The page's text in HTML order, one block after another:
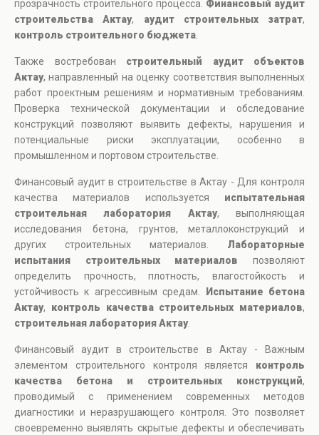
прозрачность строительного процесса. Финансовый аудит
строительства Актау, аудит строительных затрат,
контроль строительного бюджета
Также востребован строительный аудит объектов
Актау, направленный на оценку соответствия выполненных
работ проектным решениям и нормативным требованиям.
Проверка технической документации и обследование
конструкций позволяют выявить дефекты, нарушения и
потенциальные риски эксплуатации, особенно в
промышленном и портовом строительстве.
Финансовый аудит в строительстве в Актау - Для контроля
качества материалов используется испытательная
строительная лаборатория Актау, выполняющая
исследования бетона, грунтов, металлоконструкций и
других строительных материалов. Лабораторные
испытания строительных материалов позволяют
определить прочность, плотность, влагостойкость и
устойчивость к агрессивным средам.
Испытание бетона
Актау, контроль качества строительных материалов,
строительная лаборатория Актау.
Финансовый аудит в строительстве в Актау - Важным
элементом строительного контроля является контроль
качества бетона и строительных конструкций,
проводимый с применением современных методов
диагностики и неразрушающего контроля. Это позволяет
своевременно выявлять скрытые дефекты и обеспечивать